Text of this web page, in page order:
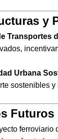
y
Transportes
Urbana
sostenibles
Futuros
ferroviario